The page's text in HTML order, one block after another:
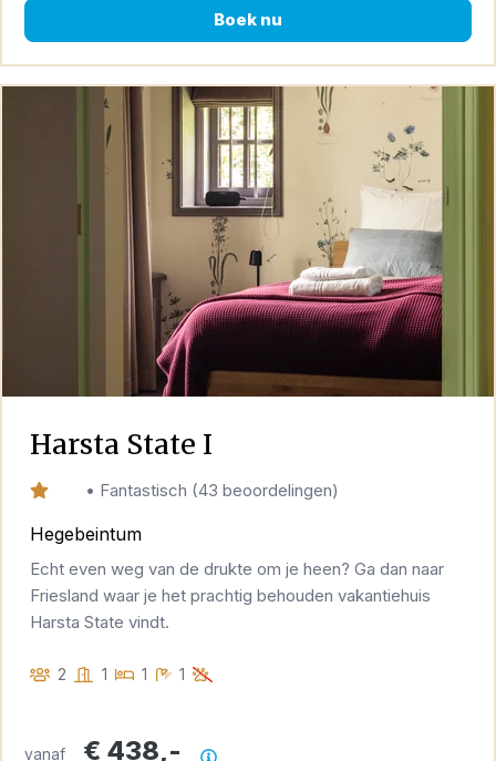
Boek nu
Harsta State I
• Fantastisch (43 beoordelingen)
Hegebeintum
Echt even weg van de drukte om je heen? Ga dan naar
Friesland waar je het prachtig behouden vakantiehuis
Harsta State vindt.
2 1 1 1
vanaf € 438,-